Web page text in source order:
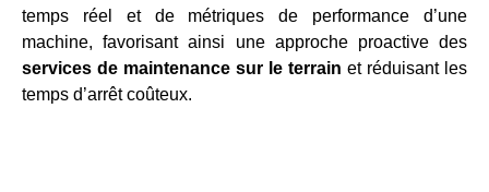
temps réel et de métriques de performance d’une
machine, favorisant ainsi une approche proactive des
services de maintenance sur le terrain et réduisant les
temps d’arrêt coûteux.